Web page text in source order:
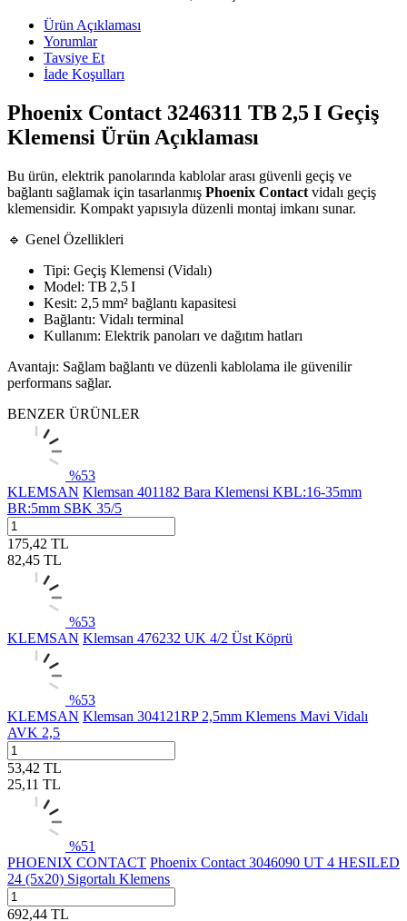
Ürün Açıklaması
Yorumlar
Tavsiye Et
İade Koşulları
Phoenix Contact 3246311 TB 2,5 I Geçiş
Klemensi Ürün Açıklaması
Bu ürün, elektrik panolarında kablolar arası güvenli geçiş ve
bağlantı sağlamak için tasarlanmış Phoenix Contact vidalı geçiş
klemensidir. Kompakt yapısıyla düzenli montaj imkanı sunar.
🔹 Genel Özellikleri
Tipi: Geçiş Klemensi (Vidalı)
Model: TB 2,5 I
Kesit: 2,5 mm² bağlantı kapasitesi
Bağlantı: Vidalı terminal
Kullanım: Elektrik panoları ve dağıtım hatları
Avantajı: Sağlam bağlantı ve düzenli kablolama ile güvenilir
performans sağlar.
BENZER ÜRÜNLER
%53
KLEMSAN Klemsan 401182 Bara Klemensi KBL:16-35mm
BR:5mm SBK 35/5
175,42 TL
82,45 TL
%53
KLEMSAN Klemsan 476232 UK 4/2 Üst Köprü
%53
KLEMSAN Klemsan 304121RP 2,5mm Klemens Mavi Vidalı
AVK 2,5
53,42 TL
25,11 TL
%51
PHOENIX CONTACT Phoenix Contact 3046090 UT 4 HESILED
24 (5x20) Sigortalı Klemens
692,44 TL